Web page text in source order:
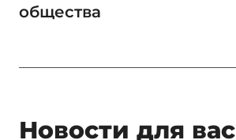
общества
Новости для вас